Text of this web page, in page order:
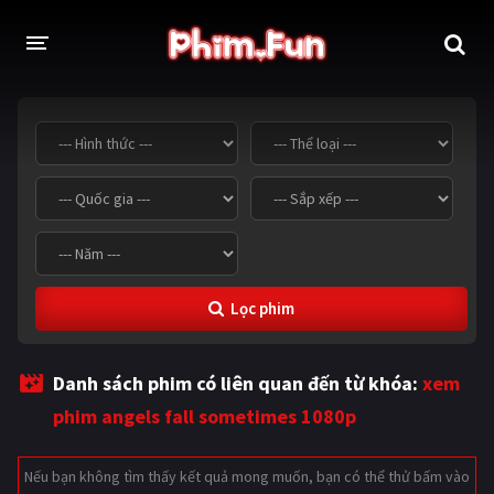
THỂ LOẠI
Thần thoại - Cổ trang Hành động
Tâm lý Chiến tranh
Võ thuật - Kiếm hiệp
Tội phạm - Hình sự
Viễn tưởng Khoa học - Tài liệu
Tình cảm - Lãng mạn Kỳ ảo
Lọc phim
Danh sách phim có liên quan đến từ khóa: xem
phim angels fall sometimes 1080p
Nếu bạn không tìm thấy kết quả mong muốn, bạn có thể thử bấm vào